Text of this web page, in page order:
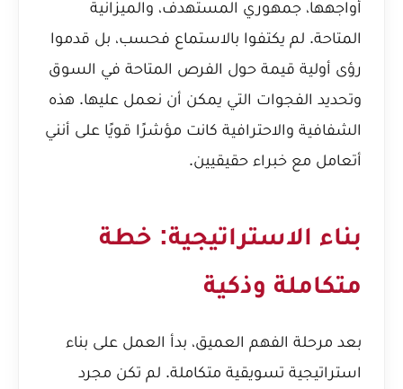
أواجهها، جمهوري المستهدف، والميزانية
المتاحة. لم يكتفوا بالاستماع فحسب، بل قدموا
رؤى أولية قيمة حول الفرص المتاحة في السوق
وتحديد الفجوات التي يمكن أن نعمل عليها. هذه
الشفافية والاحترافية كانت مؤشرًا قويًا على أنني
أتعامل مع خبراء حقيقيين.
بناء الاستراتيجية: خطة
متكاملة وذكية
بعد مرحلة الفهم العميق، بدأ العمل على بناء
استراتيجية تسويقية متكاملة. لم تكن مجرد